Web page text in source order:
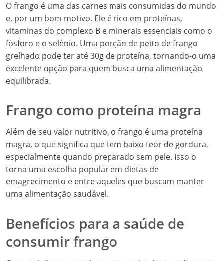
O frango é uma das carnes mais consumidas do mundo
e, por um bom motivo. Ele é rico em proteínas,
vitaminas do complexo B e minerais essenciais como o
fósforo e o selênio. Uma porção de peito de frango
grelhado pode ter até 30g de proteína, tornando-o uma
excelente opção para quem busca uma alimentação
equilibrada.
Frango como proteína magra
Além de seu valor nutritivo, o frango é uma proteína
magra, o que significa que tem baixo teor de gordura,
especialmente quando preparado sem pele. Isso o
torna uma escolha popular em dietas de
emagrecimento e entre aqueles que buscam manter
uma alimentação saudável.
Benefícios para a saúde de
consumir frango